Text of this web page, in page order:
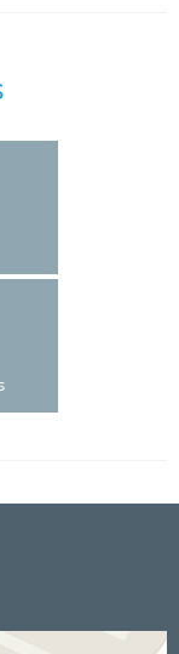
collège Saint
et baryton à
Toutefois,
et ont pu avoir
le virtuose se